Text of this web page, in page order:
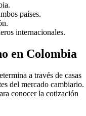
países.
internacionales.
en Colombia
a través de casas
del mercado cambiario.
conocer la cotización